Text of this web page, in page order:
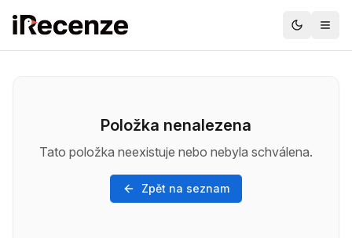
Položka nenalezena
Tato položka neexistuje nebo nebyla schválena.
Zpět na seznam